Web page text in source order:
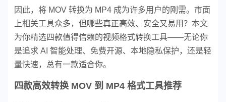
因此，将 MOV 转换为 MP4 成为许多用户的刚需。市面
上相关工具众多，但哪些真正高效、安全又易用？本文
为你精选四款值得信赖的视频格式转换工具——无论你
是追求 AI 智能处理、免费开源、本地隐私保护，还是轻
量快速，总有一款适合你。
四款高效转换 MOV 到 MP4 格式工具推荐